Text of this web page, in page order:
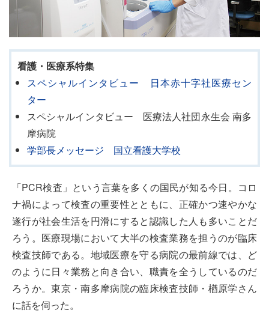
看護・医療系特集
スペシャルインタビュー 日本赤十字社医療セン
ター
スペシャルインタビュー 医療法人社団永生会 南多
摩病院
学部長メッセージ 国立看護大学校
「PCR検査」という言葉を多くの国民が知る今日。コロ
ナ禍によって検査の重要性とともに、正確かつ速やかな
遂行が社会生活を円滑にすると認識した人も多いことだ
ろう。医療現場において大半の検査業務を担うのが臨床
検査技師である。地域医療を守る病院の最前線では、ど
のように日々業務と向き合い、職責を全うしているのだ
ろうか。東京・南多摩病院の臨床検査技師・楢原学さん
に話を伺った。